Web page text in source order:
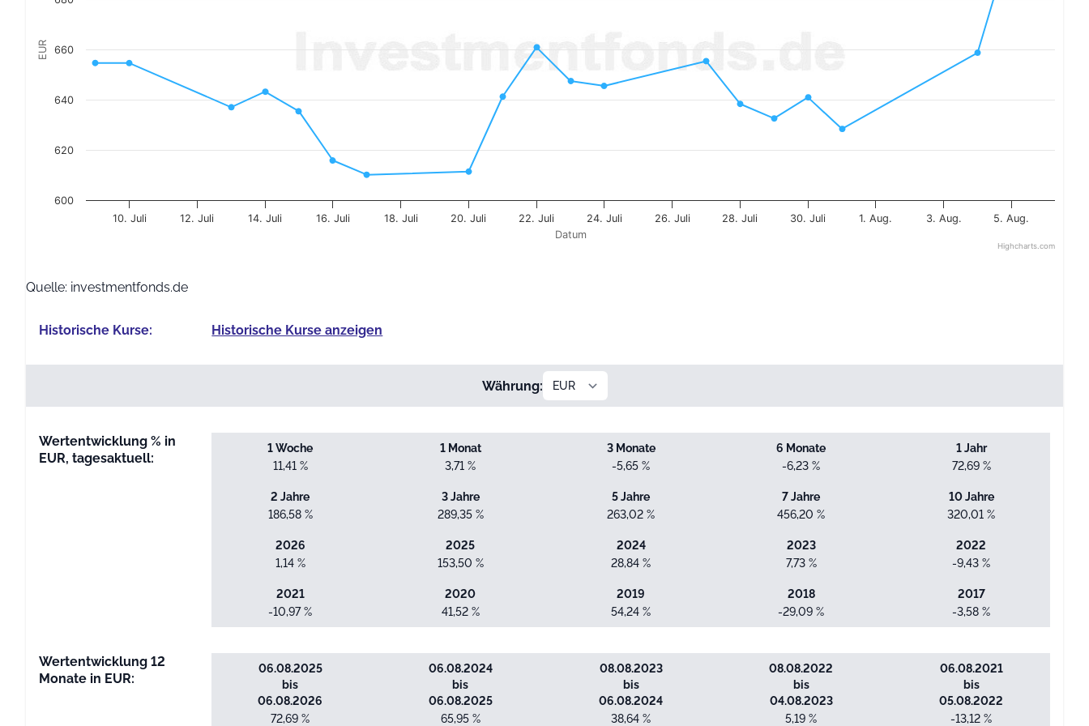
Datum
EUR
20. Juli 3. Aug.
10. Juli 12. Juli 14. Juli 16. Juli 18. Juli 22. Juli 24. Juli 26. Juli 28. Juli 30. Juli 1. Aug. 5. Aug.
600
620
640
660
Highcharts.com
Quelle: investmentfonds.de
Historische Kurse: Historische Kurse anzeigen
Währung:
Wertentwicklung % in
EUR, tagesaktuell:
1 Woche
11,41 %
1 Monat
3,71 %
3 Monate
-5,65 %
6 Monate
-6,23 %
1 Jahr
72,69 %
2 Jahre
186,58 %
3 Jahre
289,35 %
5 Jahre
263,02 %
7 Jahre
456,20 %
10 Jahre
320,01 %
2026
1,14 %
2025
153,50 %
2024
28,84 %
2023
7,73 %
2022
-9,43 %
2021
-10,97 %
2020
41,52 %
2019
54,24 %
2018
-29,09 %
2017
-3,58 %
Wertentwicklung 12
Monate in EUR:
06.08.2025
bis
06.08.2026
72,69 %
06.08.2024
bis
06.08.2025
65,95 %
08.08.2023
bis
06.08.2024
38,64 %
08.08.2022
bis
04.08.2023
5,19 %
06.08.2021
bis
05.08.2022
-13,12 %